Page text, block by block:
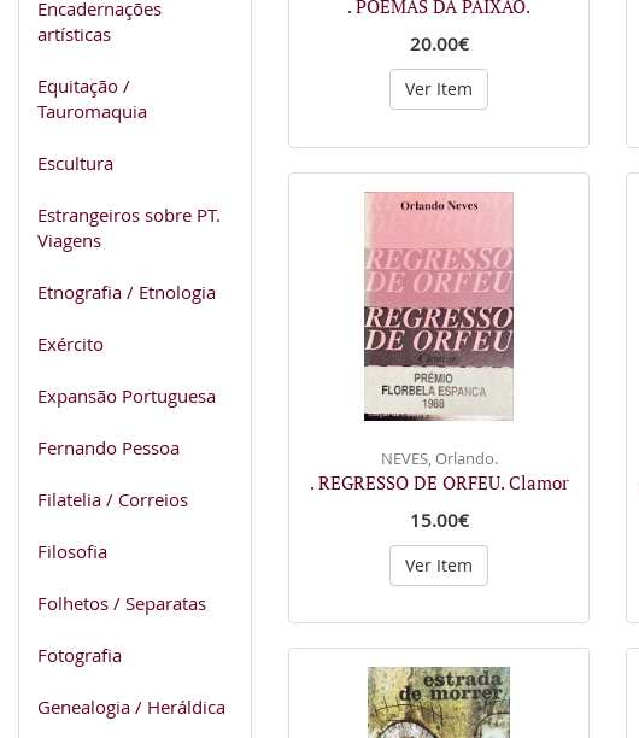
Encadernações
artísticas
Equitação /
Tauromaquia
Escultura
Estrangeiros sobre PT.
Viagens
Etnografia / Etnologia
Exército
Expansão Portuguesa
Fernando Pessoa
Filatelia / Correios
Filosofia
Folhetos / Separatas
Fotografia
Genealogia / Heráldica
. POEMAS DA PAIXÃO.
20.00€
Ver Item
NEVES, Orlando.
. REGRESSO DE ORFEU. Clamor
15.00€
Ver Item